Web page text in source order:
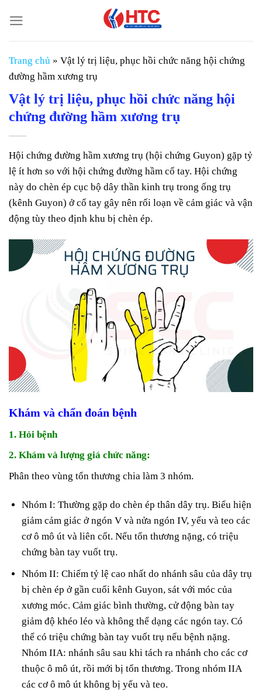
đến
nội
dung
Trang chủ » Vật lý trị liệu, phục hồi chức năng hội chứng
đường hầm xương trụ
Vật lý trị liệu, phục hồi chức năng hội
chứng đường hầm xương trụ
Hội chứng đường hầm xương trụ (hội chứng Guyon) gặp tỷ
lệ ít hơn so với hội chứng đường hầm cổ tay. Hội chứng
này do chèn ép cục bộ dây thần kinh trụ trong ống trụ
(kênh Guyon) ở cổ tay gây nên rối loạn về cảm giác và vận
động tùy theo định khu bị chèn ép.
Khám và chẩn đoán bệnh
1. Hỏi bệnh
2. Khám và lượng giá chức năng:
Phân theo vùng tổn thương chia làm 3 nhóm.
Nhóm I: Thường gặp do chèn ép thân dây trụ. Biểu hiện
giảm cảm giác ở ngón V và nửa ngón IV, yếu và teo các
cơ ô mô út và liên cốt. Nếu tổn thương nặng, có triệu
chứng bàn tay vuốt trụ.
Nhóm II: Chiếm tỷ lệ cao nhất do nhánh sâu của dây trụ
bị chèn ép ở gần cuối kênh Guyon, sát với móc của
xương móc. Cảm giác bình thường, cử động bàn tay
giảm độ khéo léo và không thể dạng các ngón tay. Có
thể có triệu chứng bàn tay vuốt trụ nếu bệnh nặng.
Nhóm IIA: nhánh sâu sau khi tách ra nhánh cho các cơ
thuộc ô mô út, rồi mới bị tổn thương. Trong nhóm IIA
các cơ ô mô út không bị yếu và teo.